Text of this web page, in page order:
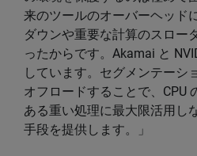
来のツールのオーバーヘッド
ダウンや重要な計算のスロー
ったからです。Akamai と
しています。セグメンテーシ
オフロードすることで、CPU
ある重い処理に最大限活用し
手段を提供します。」